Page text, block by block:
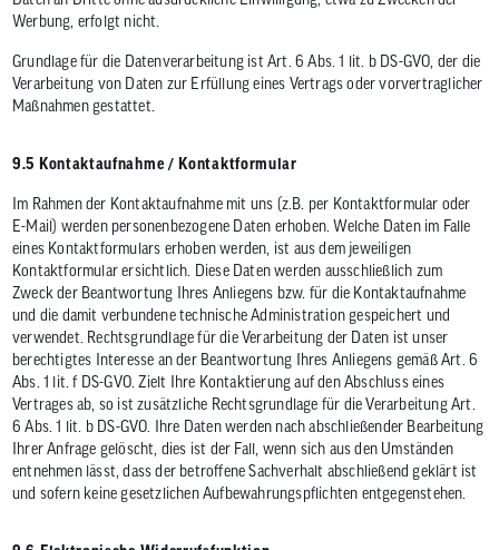
Werbung, erfolgt nicht.
Grundlage für die Datenverarbeitung ist Art. 6 Abs. 1 lit. b DS-GVO, der die
Verarbeitung von Daten zur Erfüllung eines Vertrags oder vorvertraglicher
Maßnahmen gestattet.
9.5 Kontaktaufnahme / Kontaktformular
Im Rahmen der Kontaktaufnahme mit uns (z.B. per Kontaktformular oder
E-Mail) werden personenbezogene Daten erhoben. Welche Daten im Falle
eines Kontaktformulars erhoben werden, ist aus dem jeweiligen
Kontaktformular ersichtlich. Diese Daten werden ausschließlich zum
Zweck der Beantwortung Ihres Anliegens bzw. für die Kontaktaufnahme
und die damit verbundene technische Administration gespeichert und
verwendet. Rechtsgrundlage für die Verarbeitung der Daten ist unser
berechtigtes Interesse an der Beantwortung Ihres Anliegens gemäß Art. 6
Abs. 1 lit. f DS-GVO. Zielt Ihre Kontaktierung auf den Abschluss eines
Vertrages ab, so ist zusätzliche Rechtsgrundlage für die Verarbeitung Art.
6 Abs. 1 lit. b DS-GVO. Ihre Daten werden nach abschließender Bearbeitung
Ihrer Anfrage gelöscht, dies ist der Fall, wenn sich aus den Umständen
entnehmen lässt, dass der betroffene Sachverhalt abschließend geklärt ist
und sofern keine gesetzlichen Aufbewahrungspflichten entgegenstehen.